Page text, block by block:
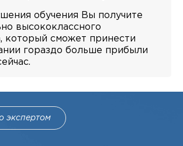
обучения Вы получите
высококлассного
который сможет принести
гораздо больше прибыли
экспертом